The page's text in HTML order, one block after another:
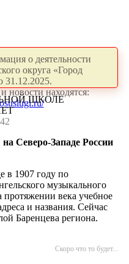
о деятельности
округа «Город
31.12.2025.
новости находятся:
ШКОЛЕ
Северо-Западе России
в 1907 году по
музыкального
века учебное
и названия. Сейчас
Баренцева региона.
Скоро что то будет...